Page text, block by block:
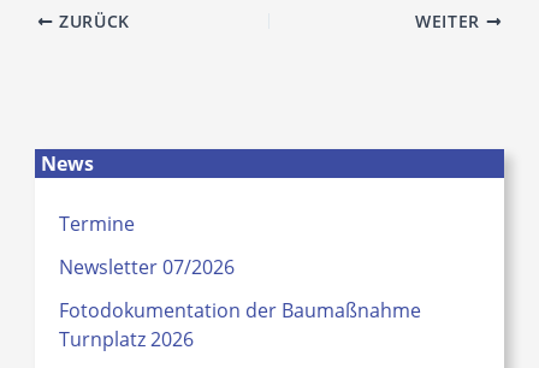
News
Termine
Newsletter 07/2026
Fotodokumentation der Baumaßnahme
Turnplatz 2026
ZURÜCK WEITER